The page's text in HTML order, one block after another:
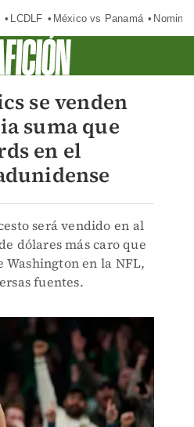
LCDLF México vs Panamá
se venden
suma que
en el
será vendido en al
dólares más caro que
Washington en la NFL,
fuentes.